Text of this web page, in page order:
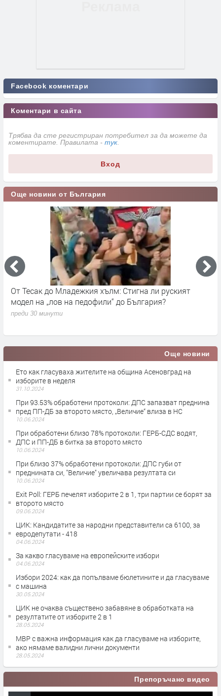
Facebook коментари
Коментари в сайта
Трябва да сте регистриран потребител за да можете да
коментирате. Правилата - тук
Вход
Още новини от България
От Тесак до Младежкия хълм: Стигна ли руският
модел на „лов на педофили“ до България?
преди 30 минути
Още новини
Ето как гласуваха жителите на община Асеновград на
изборите в неделя
31.10.2024
При 93.53% обработени протоколи: ДПС запазват преднина
пред ПП-ДБ за второто място, „Величие“ влиза в НС
10.06.2024
При обработени близо 78% протоколи: ГЕРБ-СДС водят,
ДПС и ПП-ДБ в битка за второто място
10.06.2024
При близо 37% обработени протоколи: ДПС губи от
преднината си, "Величие" увеличава резултата си
10.06.2024
Exit Poll: ГЕРБ печелят изборите 2 в 1, три партии се борят за
второто място
09.06.2024
ЦИК: Кандидатите за народни представители са 6100, за
евродепутати - 418
04.06.2024
За какво гласуваме на европейските избори
04.06.2024
Избори 2024: как да попълваме бюлетините и да гласуваме
с машина
30.05.2024
ЦИК не очаква съществено забавяне в обработката на
резултатите от изборите 2 в 1
28.05.2024
МВР с важна информация как да гласуваме на изборите,
ако нямаме валидни лични документи
28.05.2024
Препоръчано видео